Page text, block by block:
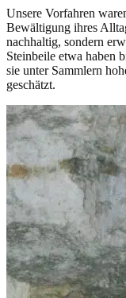
Unsere Vorfahren
Bewältigung ihres
nachhaltig, sondern
Steinbeile etwa haben
sie unter Sammlern
geschätzt.